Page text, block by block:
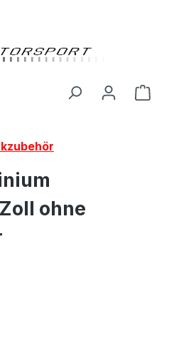
ohne